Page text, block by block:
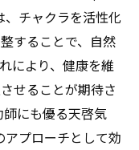
チャクラを活性化
することで、自然
により、健康を維
せることが期待さ
にも優る天啓気
プローチとして効